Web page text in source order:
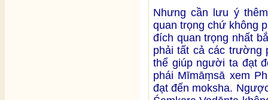
Nhưng cần lưu ý
quan trọng chứ không
đích quan trọng nhất
phải tất cả các trường
thể giúp người ta đạt
phái Mīmāṃsā xem
đạt đến moksha.